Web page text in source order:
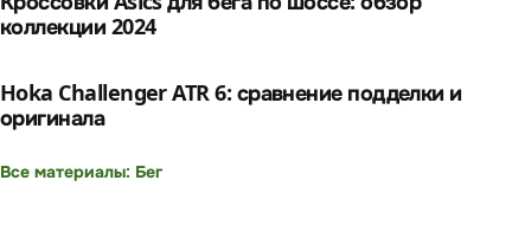
коллекции 2024
Hoka Challenger ATR 6: сравнение подделки и
оригинала
Все материалы: Бег